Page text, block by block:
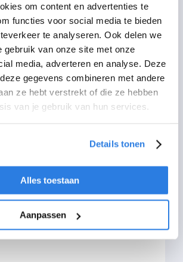
om content en advertenties te
functies voor social media te bieden
te analyseren. Ook delen we
gebruik van onze site met onze
media, adverteren en analyse. Deze
gegevens combineren met andere
ze hebt verstrekt of die ze hebben
van je gebruik van hun services.
Details tonen
Alles toestaan
Aanpassen
meer dan 60% van
aangesloten bij
Dealerglass heeft de
het aantal aangesloten
in 2022 verder uit te
te kunnen